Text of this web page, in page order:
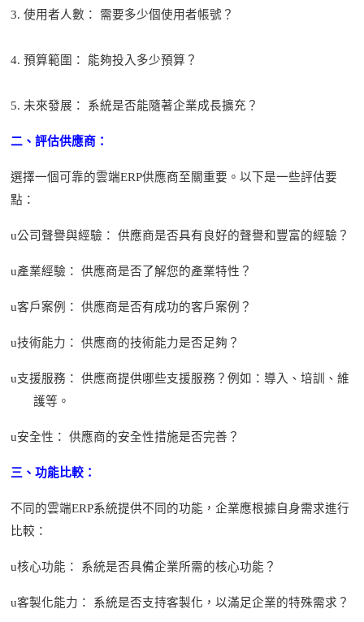
3.使用者人數： 需要多少個使用者帳號？
4.預算範圍： 能夠投入多少預算？
5. 未來發展： 系統是否能隨著企業成長擴充？
二、評估供應商：
選擇一個可靠的雲端ERP供應商至關重要。以下是一些評估要
點：
u公司聲譽與經驗： 供應商是否具有良好的聲譽和豐富的經驗？
u產業經驗： 供應商是否了解您的產業特性？
u客戶案例： 供應商是否有成功的客戶案例？
u技術能力： 供應商的技術能力是否足夠？
u支援服務：
供應商提供哪些支援服務？例如：導入、培訓、維
護等。
u安全性： 供應商的安全性措施是否完善？
三、功能比較：
不同的雲端ERP系統提供不同的功能，企業應根據自身需求進行
比較：
u核心功能： 系統是否具備企業所需的核心功能？
u客製化能力： 系統是否支持客製化，以滿足企業的特殊需求？